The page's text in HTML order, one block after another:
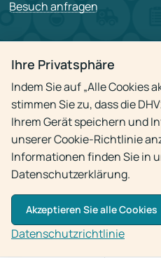
Ihre Privatsphäre
Indem Sie auf „Alle Cookies
stimmen Sie zu, dass die
Ihrem Gerät speichern und
unserer Cookie-Richtlinie
Informationen finden Sie in
Datenschutzerklärung.
Akzeptieren Sie alle Cookies
Datenschutzrichtlinie
Besuch anfragen
Für Partner
Stellenangebote
Datenschutzrichtlinie
© 2009 - 2026
Die Verwendung von Materialien ist